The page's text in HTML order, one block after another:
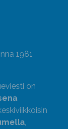
1981
on
,